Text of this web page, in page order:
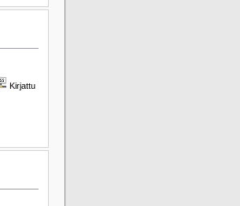
Kirjattu